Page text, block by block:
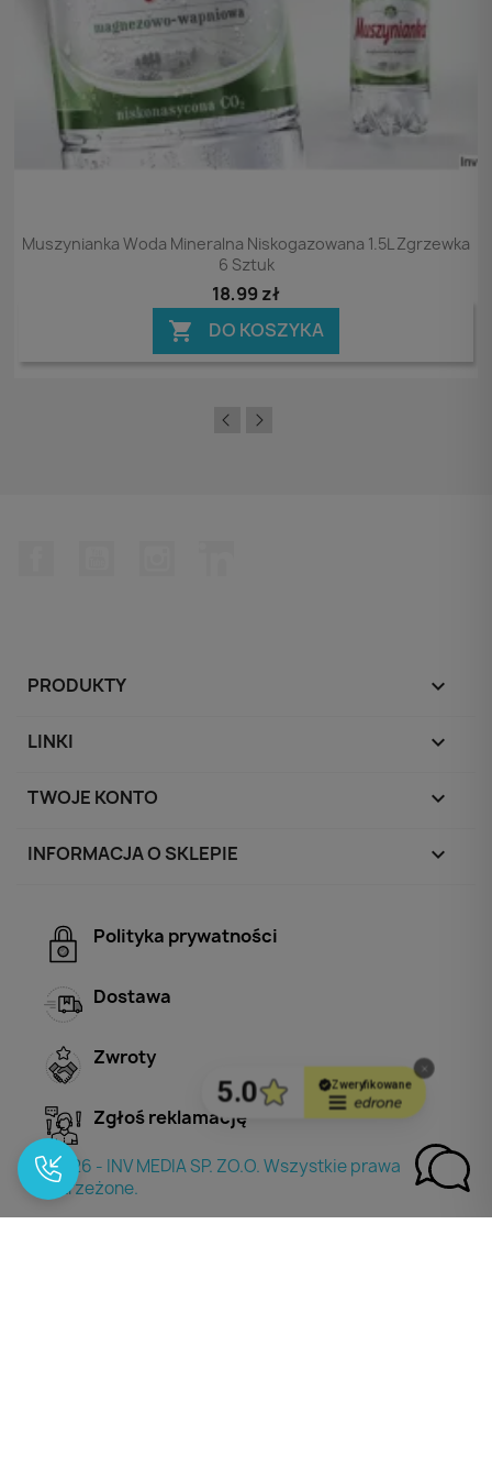
Podgląd
Muszynianka Woda Mineralna Niskogazowana 1.5L Zgrzewka
6 Sztuk
18,99 zł
 DO KOSZYKA
PRODUKTY 
LINKI 
TWOJE KONTO 
INFORMACJA O SKLEPIE keyboard_arrow_down
Polityka prywatności
Dostawa
Zwroty
Zgłoś reklamację
© 2026 - INV MEDIA SP. ZO.O. Wszystkie prawa
zastrzeżone.